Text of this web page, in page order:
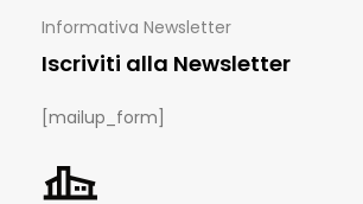
Informativa Newsletter
Iscriviti alla Newsletter
[mailup_form]